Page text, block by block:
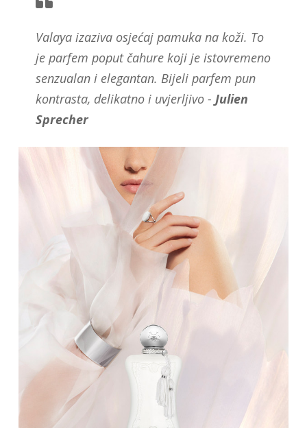
Valaya izaziva osjećaj pamuka na koži. To
je parfem poput čahure koji je istovremeno
senzualan i elegantan. Bijeli parfem pun
kontrasta, delikatno i uvjerljivo - Julien
Sprecher